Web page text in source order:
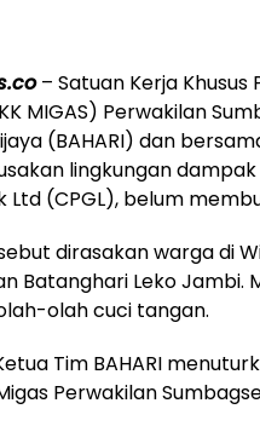
– Satuan Kerja Khusus
MIGAS) Perwakilan
(BAHARI) dan
lingkungan
Ltd (CPGL), belum
dirasakan warga di
Batanghari Leko Jambi.
olah cuci tangan.
Tim BAHARI
Perwakilan